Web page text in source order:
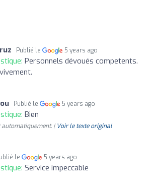
Publié le 5 years ago
Personnels dévoués competents.
Publié le 5 years ago
Bien
automatiquement. | Voir le texte original
le 5 years ago
Service impeccable